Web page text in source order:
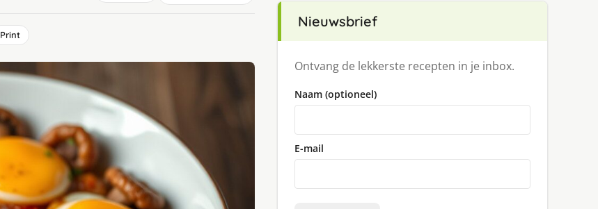
Print
Nieuwsbrief
Ontvang de lekkerste recepten in je inbox.
Naam (optioneel)
E-mail